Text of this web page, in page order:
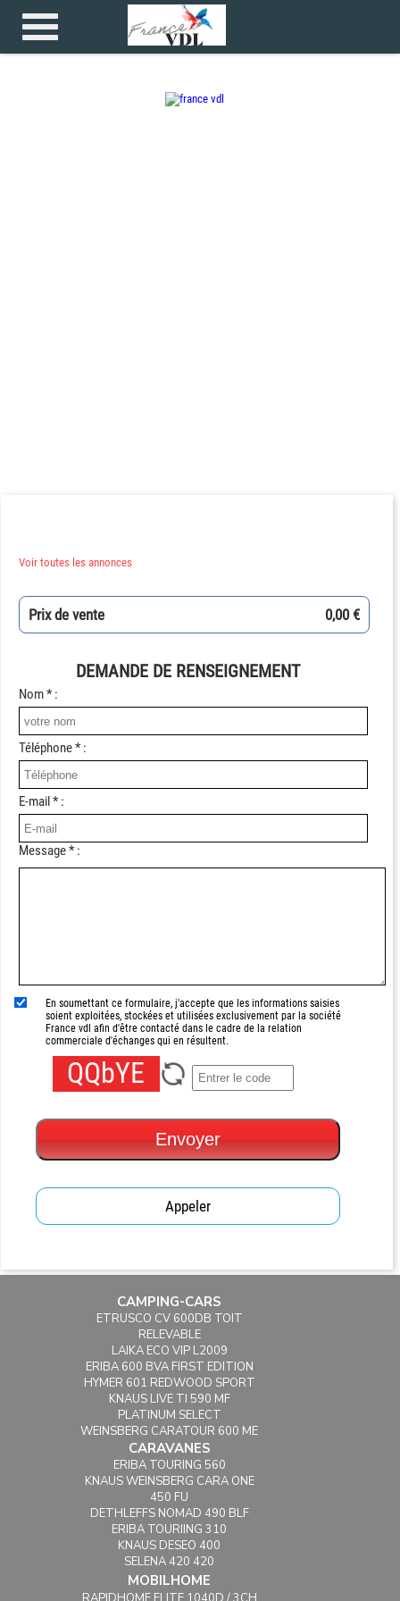
Accueil>>
Voir toutes les annonces
Prix de vente 0,00 €
DEMANDE DE RENSEIGNEMENT
Nom * :
Téléphone * :
E-mail * :
Message * :
En soumettant ce formulaire, j'accepte que les informations saisies
soient exploitées, stockées et utilisées exclusivement par la société
France vdl afin d'être contacté dans le cadre de la relation
commerciale d'échanges qui en résultent.
QQbYE
Envoyer
Appeler
CAMPING-CARS
ETRUSCO CV 600DB TOIT
RELEVABLE
LAIKA ECO VIP L2009
ERIBA 600 BVA FIRST EDITION
HYMER 601 REDWOOD SPORT
KNAUS LIVE TI 590 MF
PLATINUM SELECT
WEINSBERG CARATOUR 600 ME
CARAVANES
ERIBA TOURING 560
KNAUS WEINSBERG CARA ONE
450 FU
DETHLEFFS NOMAD 490 BLF
ERIBA TOURIING 310
KNAUS DESEO 400
SELENA 420 420
MOBILHOME